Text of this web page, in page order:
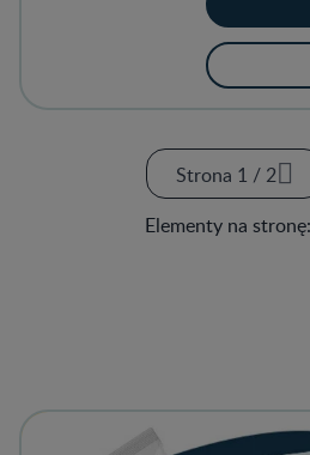
Strona 1 / 2
Strona 1 / 2
Elementy na stronę: